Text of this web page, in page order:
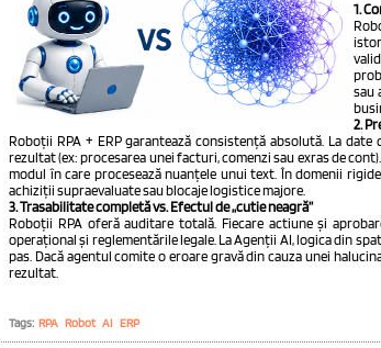
1.
sau
2.
Roboții RPA + ERP garantează consistență absolută. La
rezultat (ex: procesarea unei facturi, comenzi sau exras de
modul în care procesează nuanțele unui text. În domenii
achiziții supraevaluate sau blocaje logistice majore.
3. Trasabilitate completă vs. Efectul de „cutie neagră”
Roboții RPA oferă auditare totală. Fiecare actiune și
operațional și reglementările legale. La Agenții AI, logica din
pas. Dacă agentul comite o eroare gravă din cauza unei
rezultat.
Tags: RPA Robot AI ERP